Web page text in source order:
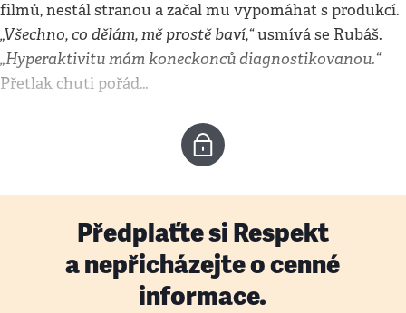
filmů, nestál stranou a začal mu vypomáhat s produkcí.
„Všechno, co dělám, mě prostě baví,“usmívá se Rubáš.
„Hyperaktivitu mám koneckonců diagnostikovanou.“
Přetlak chuti pořád…
Předplaťte si Respekt
a nepřicházejte o cenné
informace.